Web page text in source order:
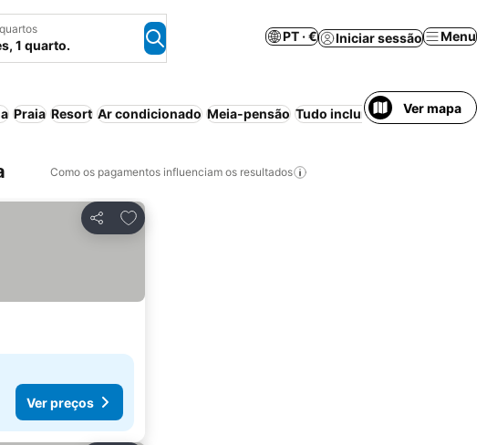
1 quarto.
PT · € Iniciar sessão Menu
Praia Resort Ar condicionado Meia-pensão Tudo incluído Bed &Ver mapa
Como os pagamentos influenciam os resultados
Partilhar
Adicionar aos favoritos
Ver preços